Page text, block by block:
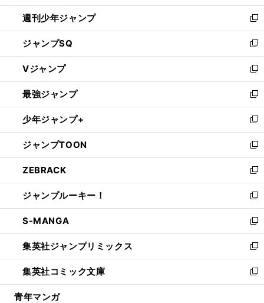
開
く
週刊少年ジャンプ
新
し
い
ウ
ィ
ン
ド
ウ
で
開
く
ジャンプSQ
新
し
い
ウ
ィ
ン
ド
ウ
で
開
く
Vジャンプ
新
し
い
ウ
ィ
ン
ド
ウ
で
開
く
最強ジャンプ
新
し
い
ウ
ィ
ン
ド
ウ
で
開
く
少年ジャンプ+
新
し
い
ウ
ィ
ン
ド
ウ
で
開
く
ジャンプTOON
新
し
い
ウ
ィ
ン
ド
ウ
で
開
く
ZEBRACK
新
し
い
ウ
ィ
ン
ド
ウ
で
開
ジャンプルーキー！
新
し
い
ウ
ィ
ン
ド
ウ
S-MANGA
新
し
い
ウ
ィ
ン
集英社ジャンプリミックス
新
し
い
ウ
集英社コミック文庫
新
し
青年マンガ